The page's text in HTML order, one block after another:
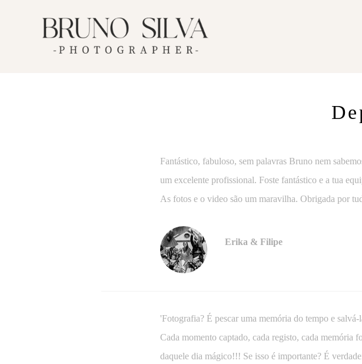
Fantástico, fabuloso, sem palavras Bruno nem
um excelente profissional. Foste fantástico e a tua
As fotos e o video são um maravilha. Obrigada por
Erika & Filipe
'Fotografia? É pescar uma memória do tempo e
Cada momento captado, cada registo, cada memória
daquele dia mágico!!! Se isso é importante? É